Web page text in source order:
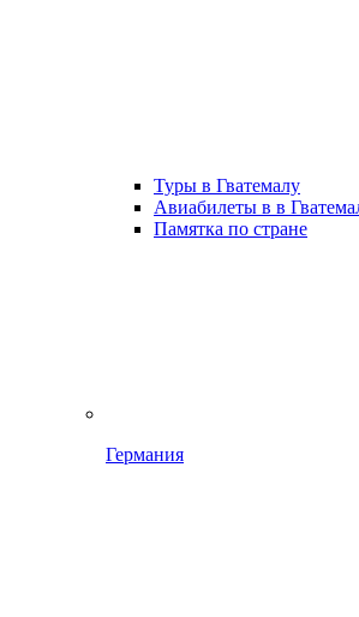
Туры в Гватемалу
Авиабилеты в в
Памятка по стране
Германия